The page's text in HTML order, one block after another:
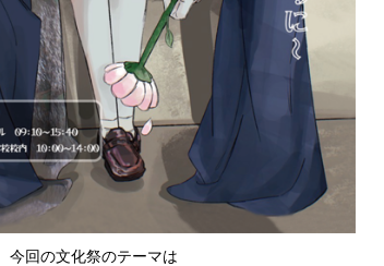
今回の文化祭のテーマは